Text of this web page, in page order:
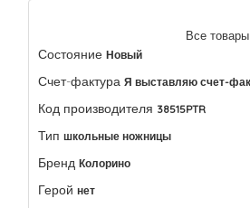
Все
Состояние Новый
Счет-фактура Я выставляю счет-
Код производителя 38515PTR
Тип школьные ножницы
Бренд Колорино
Герой нет